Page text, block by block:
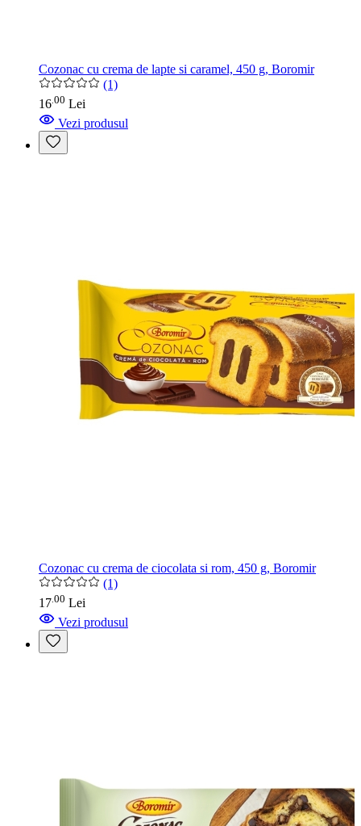
Cozonac cu crema de lapte si caramel, 450 g, Boromir
(1)
16 00 Lei
Vezi produsul
Cozonac cu crema de ciocolata si rom, 450 g, Boromir
(1)
17 00 Lei
Vezi produsul